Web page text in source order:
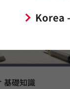
Korea
基礎知識